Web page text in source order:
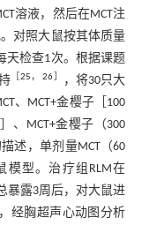
溶液，然后在MCT注
对照大鼠按其体质量
天检查1次。根据课题
［ 25，26
，将30只大
、MCT+金樱子［100
、MCT+金樱子（300
述，单剂量MCT（60
模型。治疗组RLM在
暴露3周后，对大鼠进
经胸超声心动图分析